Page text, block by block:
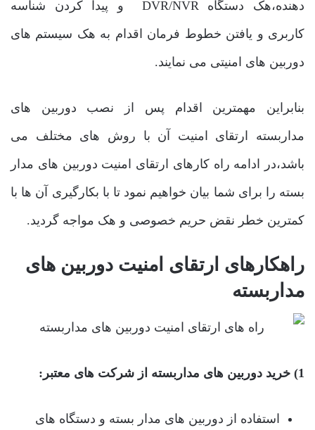
دهنده،هک دستگاه DVR/NVR و پیدا کردن شناسه
کاربری و یافتن خطوط فرمان اقدام به هک سیستم های
دوربین های امنیتی می نمایند.
بنابراین مهمترین اقدام پس از نصب دوربین های
مداربسته ارتقای امنیت آن با روش های مختلف می
باشد،در ادامه راه کارهای ارتقای امنیت دوربین های مدار
بسته را برای شما بیان خواهیم نمود تا با بکارگیری آن ها با
کمترین خطر نقض حریم خصوصی و هک مواجه گردید.
راهکارهای ارتقای امنیت دوربین های
مداربسته
1) خرید دوربین های مداربسته از شرکت های معتبر:
استفاده از دوربین های مدار بسته و دستگاه های